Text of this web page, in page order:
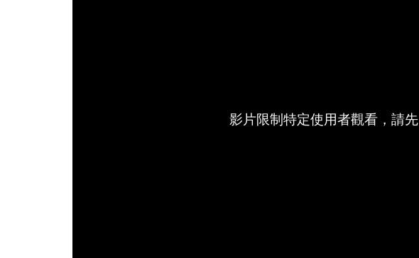
影片限制特定使用者觀看，請先